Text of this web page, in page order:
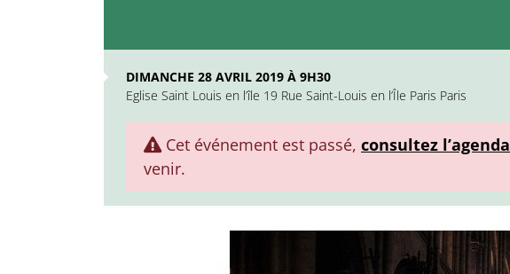
DIMANCHE 28 AVRIL 2019 À 9H30
Eglise Saint Louis en l’île 19 Rue Saint-Louis en l’Île Paris Paris
Cet événement est passé, consultez l’agenda
venir.